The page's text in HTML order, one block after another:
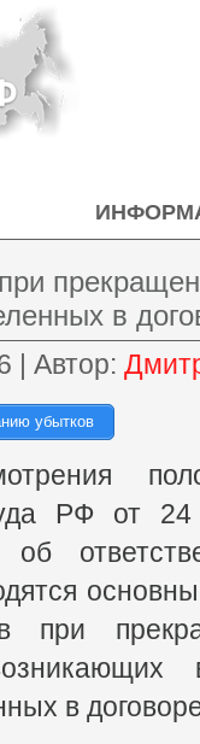
в
| Автор:
убытков
РФ от
об
при
в